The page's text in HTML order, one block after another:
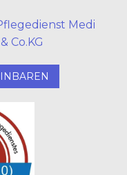
Medi
Co.KG